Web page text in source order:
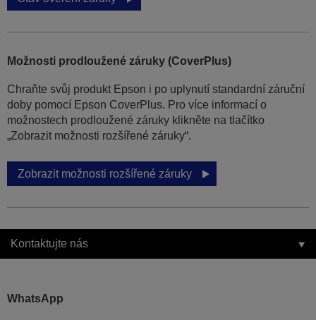
Možnosti prodloužené záruky (CoverPlus)
Chraňte svůj produkt Epson i po uplynutí standardní záruční
doby pomocí Epson CoverPlus. Pro více informací o
možnostech prodloužené záruky klikněte na tlačítko
„Zobrazit možnosti rozšířené záruky“.
Zobrazit možnosti rozšířené záruky
Kontaktujte nás
WhatsApp